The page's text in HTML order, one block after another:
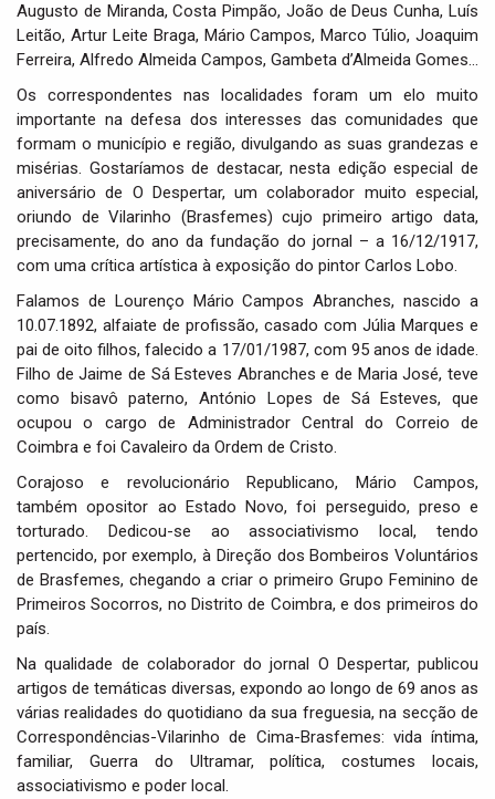
Augusto de Miranda, Costa Pimpão, João de Deus Cunha, Luís
Leitão, Artur Leite Braga, Mário Campos, Marco Túlio, Joaquim
Ferreira, Alfredo Almeida Campos, Gambeta d’Almeida Gomes…
Os correspondentes nas localidades foram um elo muito
importante na defesa dos interesses das comunidades que
formam o município e região, divulgando as suas grandezas e
misérias. Gostaríamos de destacar, nesta edição especial de
aniversário de O Despertar, um colaborador muito especial,
oriundo de Vilarinho (Brasfemes) cujo primeiro artigo data,
precisamente, do ano da fundação do jornal – a 16/12/1917,
com uma crítica artística à exposição do pintor Carlos Lobo.
Falamos de Lourenço Mário Campos Abranches, nascido a
10.07.1892, alfaiate de profissão, casado com Júlia Marques e
pai de oito filhos, falecido a 17/01/1987, com 95 anos de idade.
Filho de Jaime de Sá Esteves Abranches e de Maria José, teve
como bisavô paterno, António Lopes de Sá Esteves, que
ocupou o cargo de Administrador Central do Correio de
Coimbra e foi Cavaleiro da Ordem de Cristo.
Corajoso e revolucionário Republicano, Mário Campos,
também opositor ao Estado Novo, foi perseguido, preso e
torturado. Dedicou-se ao associativismo local, tendo
pertencido, por exemplo, à Direção dos Bombeiros Voluntários
de Brasfemes, chegando a criar o primeiro Grupo Feminino de
Primeiros Socorros, no Distrito de Coimbra, e dos primeiros do
país.
Na qualidade de colaborador do jornal O Despertar, publicou
artigos de temáticas diversas, expondo ao longo de 69 anos as
várias realidades do quotidiano da sua freguesia, na secção de
Correspondências-Vilarinho de Cima-Brasfemes: vida íntima,
familiar, Guerra do Ultramar, política, costumes locais,
associativismo e poder local.